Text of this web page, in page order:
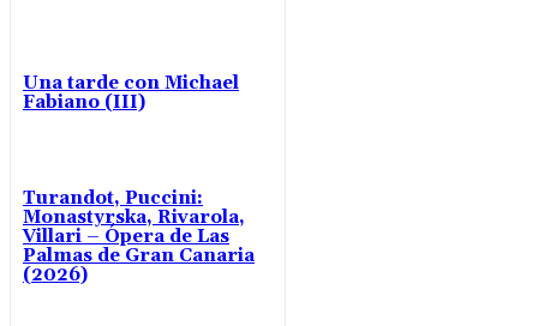
Una tarde con Michael
Fabiano (III)
Turandot, Puccini:
Monastyrska, Rivarola,
Villari – Ópera de Las
Palmas de Gran Canaria
(2026)